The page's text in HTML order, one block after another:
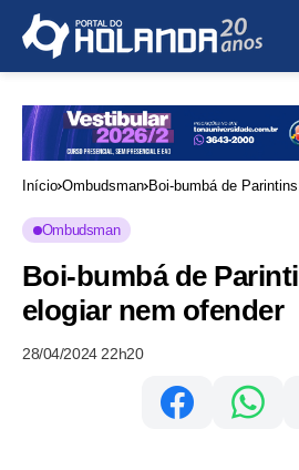
Início Ombudsman Boi-bumbá de
Ombudsman
Boi-bumbá de
elogiar nem ofender
28/04/2024 22h20